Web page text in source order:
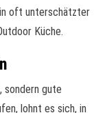
oft unterschätzter
Küche.
sondern gute
lohnt es sich, in